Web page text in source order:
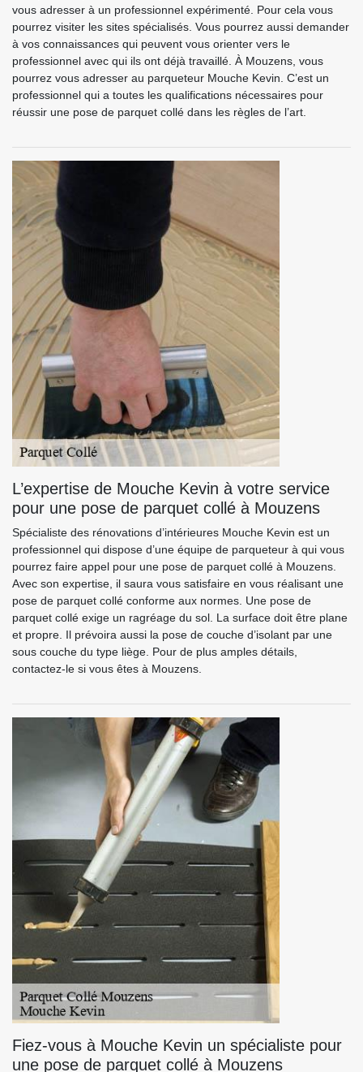
vous adresser à un professionnel expérimenté. Pour cela vous
pourrez visiter les sites spécialisés. Vous pourrez aussi demander
à vos connaissances qui peuvent vous orienter vers le
professionnel avec qui ils ont déjà travaillé. À Mouzens, vous
pourrez vous adresser au parqueteur Mouche Kevin. C’est un
professionnel qui a toutes les qualifications nécessaires pour
réussir une pose de parquet collé dans les règles de l’art.
L’expertise de Mouche Kevin à votre service
pour une pose de parquet collé à Mouzens
Spécialiste des rénovations d’intérieures Mouche Kevin est un
professionnel qui dispose d’une équipe de parqueteur à qui vous
pourrez faire appel pour une pose de parquet collé à Mouzens.
Avec son expertise, il saura vous satisfaire en vous réalisant une
pose de parquet collé conforme aux normes. Une pose de
parquet collé exige un ragréage du sol. La surface doit être plane
et propre. Il prévoira aussi la pose de couche d’isolant par une
sous couche du type liège. Pour de plus amples détails,
contactez-le si vous êtes à Mouzens.
Fiez-vous à Mouche Kevin un spécialiste pour
une pose de parquet collé à Mouzens